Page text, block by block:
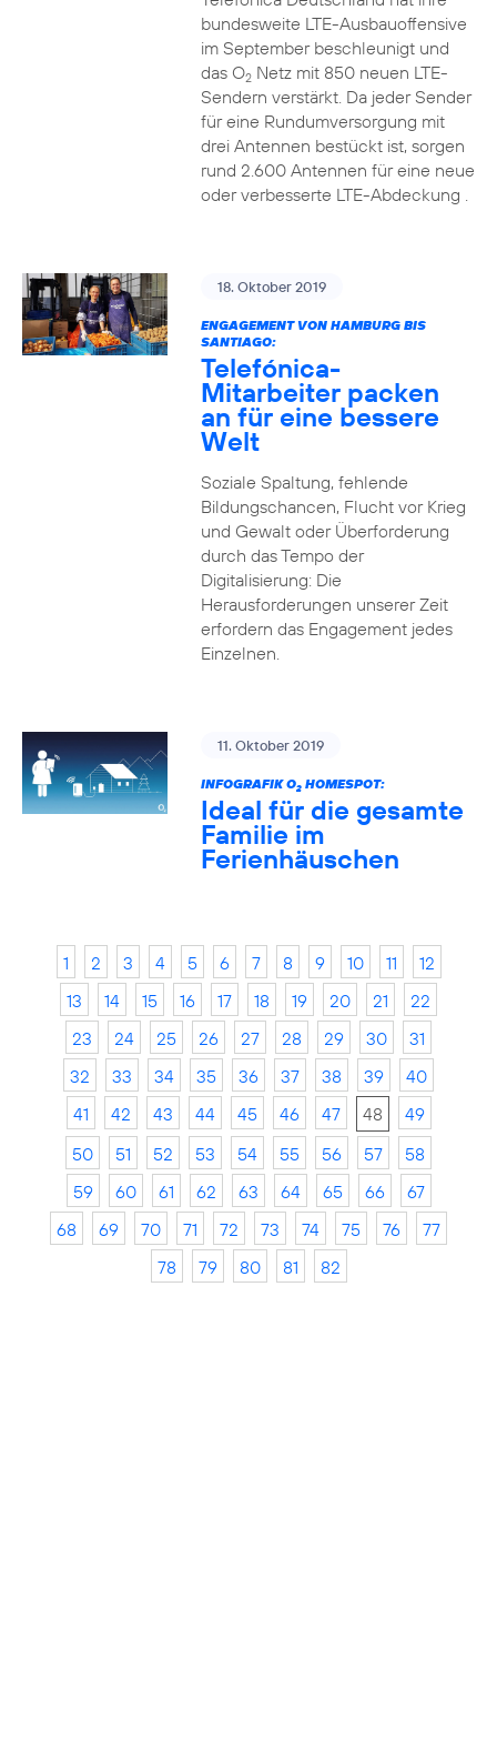
bundesweite LTE-Ausbauoffensive
im September beschleunigt und
das O2Netz mit 850 neuen LTE-
Sendern verstärkt. Da jeder Sender
für eine Rundumversorgung mit
drei Antennen bestückt ist, sorgen
rund 2.600 Antennen für eine neue
oder verbesserte LTE-Abdeckung .
18. Oktober 2019
ENGAGEMENT VON HAMBURG BIS
SANTIAGO:
Telefónica-
Mitarbeiter packen
an für eine bessere
Welt
Soziale Spaltung, fehlende
Bildungschancen, Flucht vor Krieg
und Gewalt oder Überforderung
durch das Tempo der
Digitalisierung: Die
Herausforderungen unserer Zeit
erfordern das Engagement jedes
Einzelnen.
11. Oktober 2019
INFOGRAFIK O2HOMESPOT:
Ideal für die gesamte
Familie im
Ferienhäuschen
1 2 3 4 5 6 7 8 9 10 11
12
13
14 15 16 17 18 19 20 21
22
23
24 25 26 27 28 29 30
31
32
33 34 35 36 37 38 39
40
41
42 43 44 45 46 47 48
49
50
51 52 53 54 55 56 57
58
59
60 61 62 63 64 65 66
67
68
69 70 71 72 73 74 75 76
77
78
79 80 81 82